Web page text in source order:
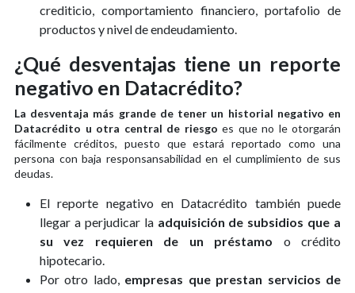
crediticio, comportamiento financiero, portafolio de
productos y nivel de endeudamiento.
¿Qué desventajas tiene un reporte
negativo en Datacrédito?
La desventaja más grande de tener un historial negativo en
Datacrédito u otra central de riesgo es que no le otorgarán
fácilmente créditos, puesto que estará reportado como una
persona con baja responsansabilidad en el cumplimiento de sus
deudas.
El reporte negativo en Datacrédito también puede
llegar a perjudicar la adquisición de subsidios que a
su vez requieren de un préstamo o crédito
hipotecario.
Por otro lado, empresas que prestan servicios de